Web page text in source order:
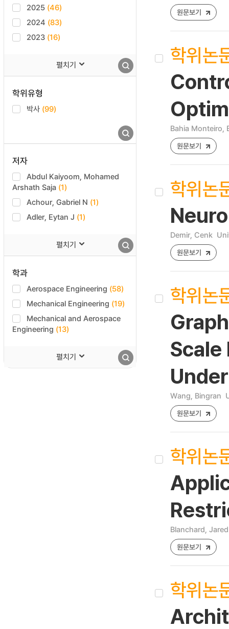
2025 (46)
2024 (83)
2023 (16)
펼치기
학위유형
박사 (99)
저자
Abdul Kaiyoom, Mohamed
Arshath Saja (1)
Achour, Gabriel N (1)
Adler, Eytan J (1)
펼치기
학과
Aerospace Engineering (58)
Mechanical Engineering (19)
Mechanical and Aerospace
Engineering (13)
펼치기
원문보기
학위논
Bahia Monteiro,
원문보기
학위논
Demir, Cenk
원문보기
학위논
Wang, Bingran
원문보기
학위논
Blanchard,
원문보기
학위논